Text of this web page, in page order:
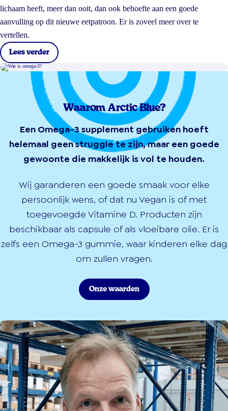
lichaam heeft, meer dan ooit, dan ook behoefte aan een goede
aanvulling op dit nieuwe eetpatroon. Er is zoveel meer over te
vertellen.
Lees verder
Waarom Arctic Blue?
Een Omega-3 supplement gebruiken hoeft
helemaal geen struggle te zijn, maar een goede
gewoonte die makkelijk is vol te houden.
Wij garanderen een goede smaak voor elke
persoonlijk wens, of dat nu Vegan is of met
toegevoegde Vitamine D. Producten zijn
beschikbaar als capsule of als vloeibare olie. Er is
zelfs een Omega-3 gummie, waar kinderen elke dag
om zullen vragen.
Onze waarden